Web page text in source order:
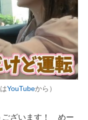
YouTubeから）
ございます！ めー